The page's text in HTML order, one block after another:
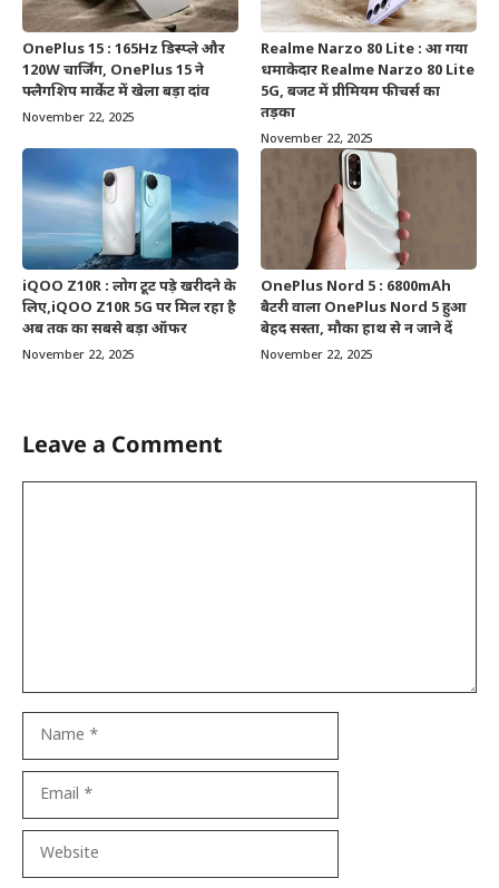
OnePlus 15 : 165Hz डिस्प्ले और
120W चार्जिंग, OnePlus 15 ने
फ्लैगशिप मार्केट में खेला बड़ा दांव
November 22, 2025
Realme Narzo 80 Lite : आ गया
धमाकेदार Realme Narzo 80 Lite
5G, बजट में प्रीमियम फीचर्स का
तड़का
November 22, 2025
iQOO Z10R : लोग टूट पड़े खरीदने के
लिए,iQOO Z10R 5G पर मिल रहा है
अब तक का सबसे बड़ा ऑफर
November 22, 2025
OnePlus Nord 5 : 6800mAh
बैटरी वाला OnePlus Nord 5 हुआ
बेहद सस्ता, मौका हाथ से न जाने दें
November 22, 2025
Leave a Comment